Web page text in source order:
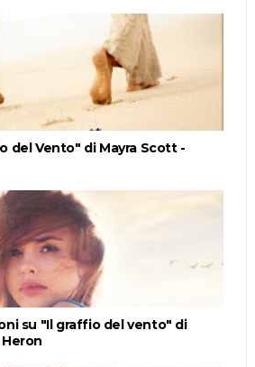
del Vento" di Mayra Scott -
su "Il graffio del vento" di
Heron